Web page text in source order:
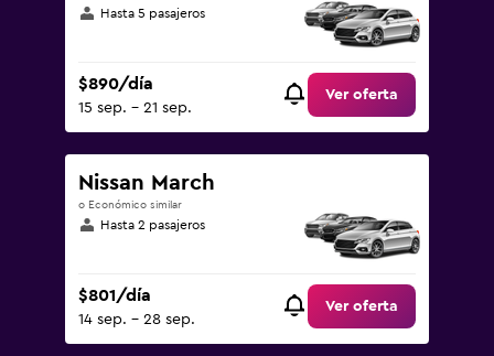
Hasta 5 pasajeros
$890/día
15 sep. - 21 sep.
Ver oferta
Nissan March
o Económico similar
Hasta 2 pasajeros
$801/día
14 sep. - 28 sep.
Ver oferta